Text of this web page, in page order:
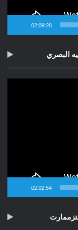
02:09:28
البصري
02:02:54